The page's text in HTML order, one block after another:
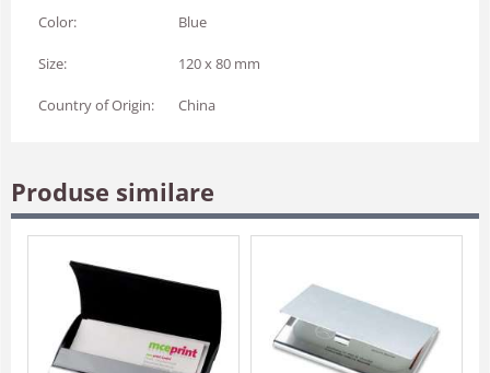
Color: Blue
Size: 120 x 80 mm
Country of Origin: China
Produse similare